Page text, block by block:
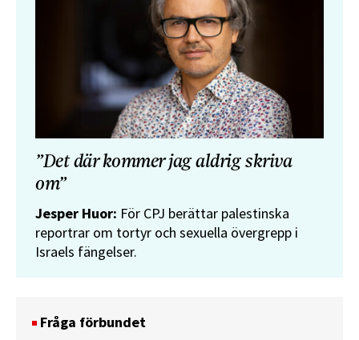
”Det där kommer jag aldrig skriva
om”
Jesper Huor: För CPJ berättar palestinska
reportrar om tortyr och sexuella övergrepp i
Israels fängelser.
Fråga förbundet